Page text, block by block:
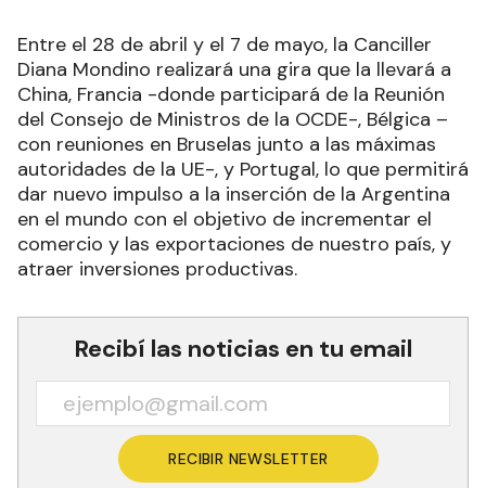
Entre el 28 de abril y el 7 de mayo, la Canciller
Diana Mondino realizará una gira que la llevará a
China, Francia -donde participará de la Reunión
del Consejo de Ministros de la OCDE-, Bélgica –
con reuniones en Bruselas junto a las máximas
autoridades de la UE-, y Portugal, lo que permitirá
dar nuevo impulso a la inserción de la Argentina
en el mundo con el objetivo de incrementar el
comercio y las exportaciones de nuestro país, y
atraer inversiones productivas.
Recibí las noticias en tu email
RECIBIR NEWSLETTER